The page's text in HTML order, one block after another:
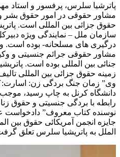
پاترشیا سلرس، پرفسور و استاد
مشاور حقوقی در امور حقوق بشر و
حقوق جزائی بین المللی است.
سازمان ملل – نمایندگی ویژه
مشاور حقوقی جرائم جنسیتی و
جنائی بین المللی بوده است.
زمینه حقوق جزائی بین المللی
وی” زمان جنگ بردگی زن:
دانشگاه کرنل به چاپ رسید، موجب
رابطه با بردگی جنسیتی و حقوق
نوسنده کتاب معروف”
جایزه انجمن آمریکائی حقوق بین
الملل به پاتریشیا سلرس تعلق